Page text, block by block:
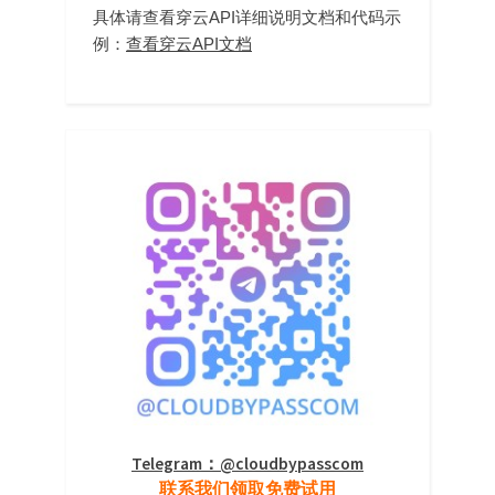
具体请查看穿云API详细说明文档和代码示
例： 查看穿云API文档
Telegram：@cloudbypasscom
联系我们领取免费试用